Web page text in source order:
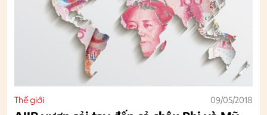
Thế giới 09/05/2018